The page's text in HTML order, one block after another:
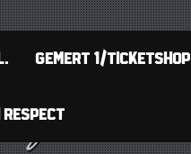
GEMERT 1/TICKETSHOP